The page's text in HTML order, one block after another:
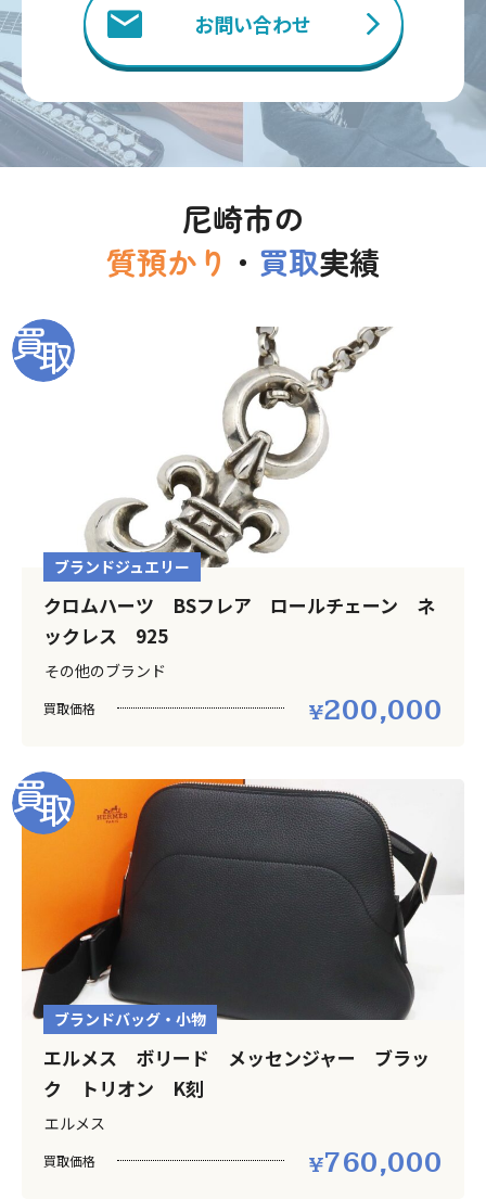
お問い合わせ
尼崎市の
質預かり ・ 買取実績
ブランドジュエリー
クロムハーツ BSフレア ロールチェーン ネ
ックレス 925
その他のブランド
買取価格 200,000
ブランドバッグ・小物
エルメス ボリード メッセンジャー ブラッ
ク トリオン K刻
エルメス
買取価格 760,000